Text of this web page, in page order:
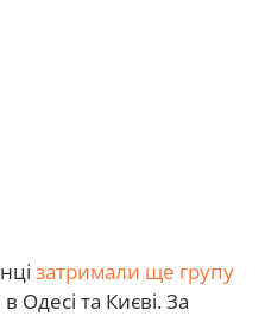
затримали ще групу
Одесі та Києві. За